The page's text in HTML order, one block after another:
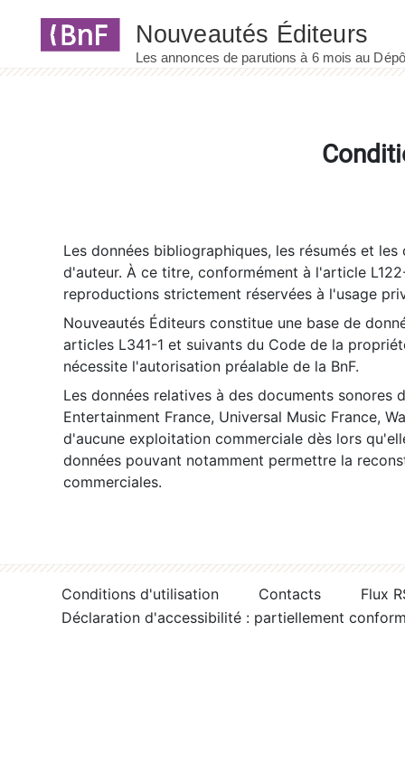
Les données bibliographiques, les résumés et
d'auteur. À ce titre, conformément à l'article
reproductions strictement réservées à l'usage
Nouveautés Éditeurs constitue une base de
articles L341-1 et suivants du Code de la
nécessite l'autorisation préalable de la BnF.
Les données relatives à des documents sonores
Entertainment France, Universal Music France,
d'aucune exploitation commerciale dès lors
données pouvant notamment permettre la
commerciales.
Conditions d'utilisation Contacts
Flux
Déclaration d'accessibilité : partiellement